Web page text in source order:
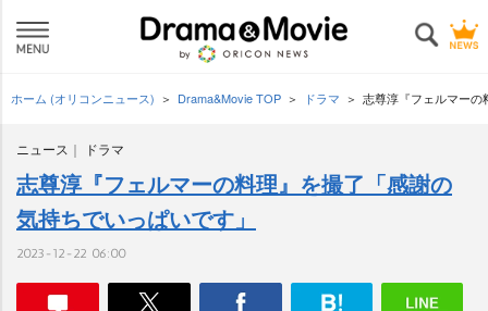
ホーム (オリコンニュース) Drama&Movie TOP ドラマ 志尊淳『フェルマーの
ニュース ドラマ
志尊淳『フェルマーの料理』を撮了「感謝の
気持ちでいっぱいです」
2023-12-22 06:00